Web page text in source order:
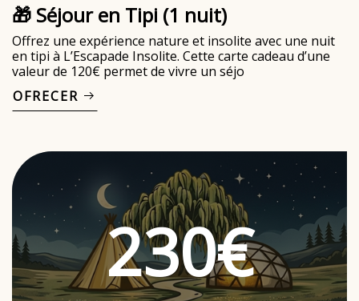
🎁 Séjour en Tipi (1 nuit)
Offrez une expérience nature et insolite avec une nuit
en tipi à L’Escapade Insolite. Cette carte cadeau d’une
valeur de 120€ permet de vivre un séjo
OFRECER
230€